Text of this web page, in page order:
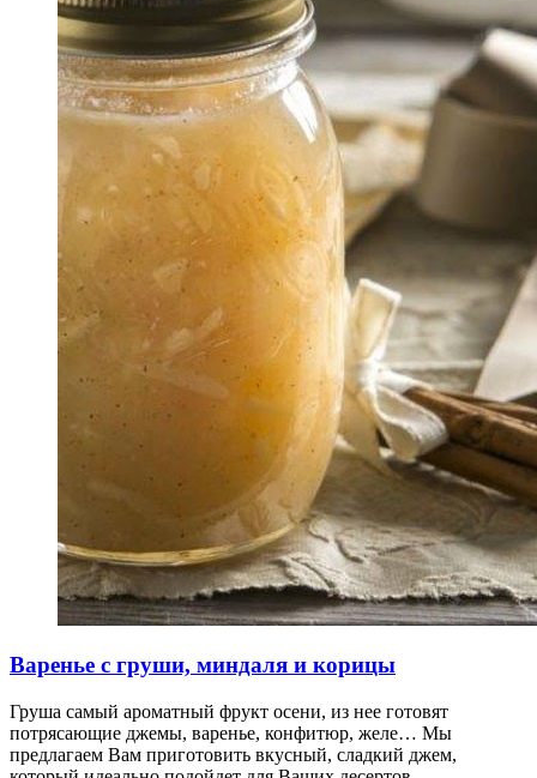
Варенье с груши, миндаля и корицы
Груша самый ароматный фрукт осени, из нее готовят
потрясающие джемы, варенье, конфитюр, желе… Мы
предлагаем Вам приготовить вкусный, сладкий джем,